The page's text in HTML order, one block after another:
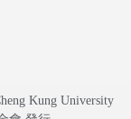
Kung University